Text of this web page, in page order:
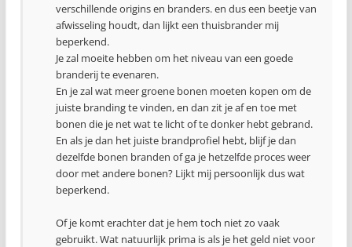
verschillende origins en branders. en dus een beetje van
afwisseling houdt, dan lijkt een thuisbrander mij
beperkend.
Je zal moeite hebben om het niveau van een goede
branderij te evenaren.
En je zal wat meer groene bonen moeten kopen om de
juiste branding te vinden, en dan zit je af en toe met
bonen die je net wat te licht of te donker hebt gebrand.
En als je dan het juiste brandprofiel hebt, blijf je dan
dezelfde bonen branden of ga je hetzelfde proces weer
door met andere bonen? Lijkt mij persoonlijk dus wat
beperkend.
Of je komt erachter dat je hem toch niet zo vaak
gebruikt. Wat natuurlijk prima is als je het geld niet voor